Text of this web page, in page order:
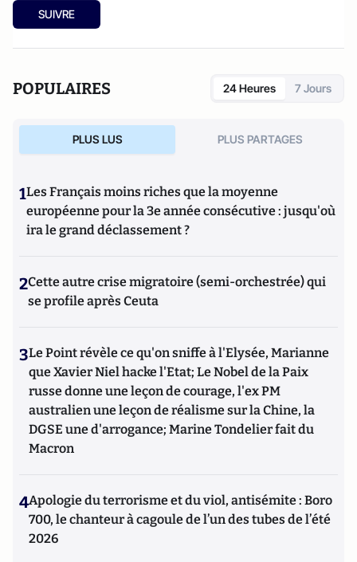
responsable du comité scientifique de la Revue Politique et
Parlementaire.
SUIVRE
POPULAIRES 24 Heures 7 Jours
PLUS LUS PLUS PARTAGES
1Les Français moins riches que la moyenne
européenne pour la 3e année consécutive : jusqu'où
ira le grand déclassement ?
2Cette autre crise migratoire (semi-orchestrée) qui
se profile après Ceuta
3Le Point révèle ce qu'on sniffe à l'Elysée, Marianne
que Xavier Niel hacke l'Etat; Le Nobel de la Paix
russe donne une leçon de courage, l'ex PM
australien une leçon de réalisme sur la Chine, la
DGSE une d'arrogance; Marine Tondelier fait du
Macron
4Apologie du terrorisme et du viol, antisémite : Boro
700, le chanteur à cagoule de l’un des tubes de l’été
2026